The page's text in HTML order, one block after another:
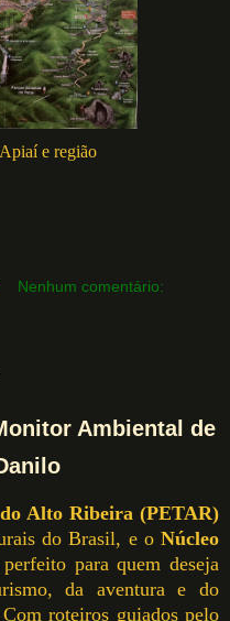
e região
Nenhum comentário:
Ambiental de
Alto Ribeira (PETAR)
do Brasil, e o Núcleo
para quem deseja
da aventura e do
roteiros guiados pelo